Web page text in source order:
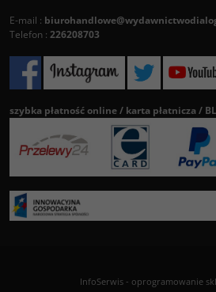
E-mail :
Telefon : 226208703
szybka płatność online / karta płatnicza /
InfoSerwis- oprogramowanie